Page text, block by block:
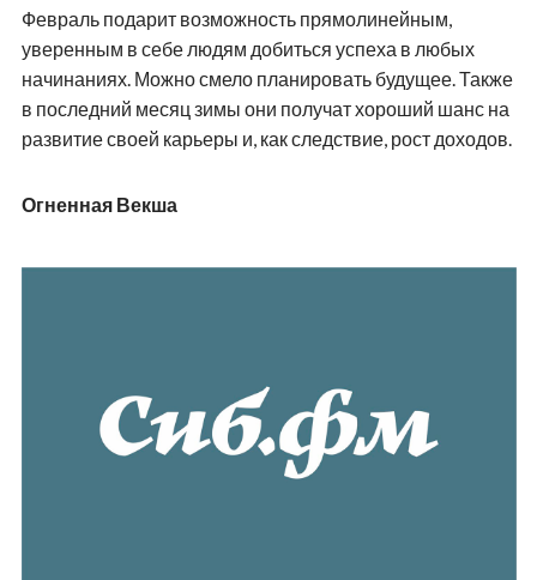
Февраль подарит возможность прямолинейным,
уверенным в себе людям добиться успеха в любых
начинаниях. Можно смело планировать будущее. Также
в последний месяц зимы они получат хороший шанс на
развитие своей карьеры и, как следствие, рост доходов.
Огненная Векша